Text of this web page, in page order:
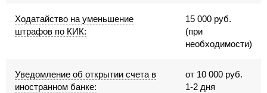
Ходатайство на уменьшение
штрафов по КИК:
15 000 руб.
(при
необходимости)
Уведомление об открытии счета в
иностранном банке:
от 10 000 руб.
1-2 дня